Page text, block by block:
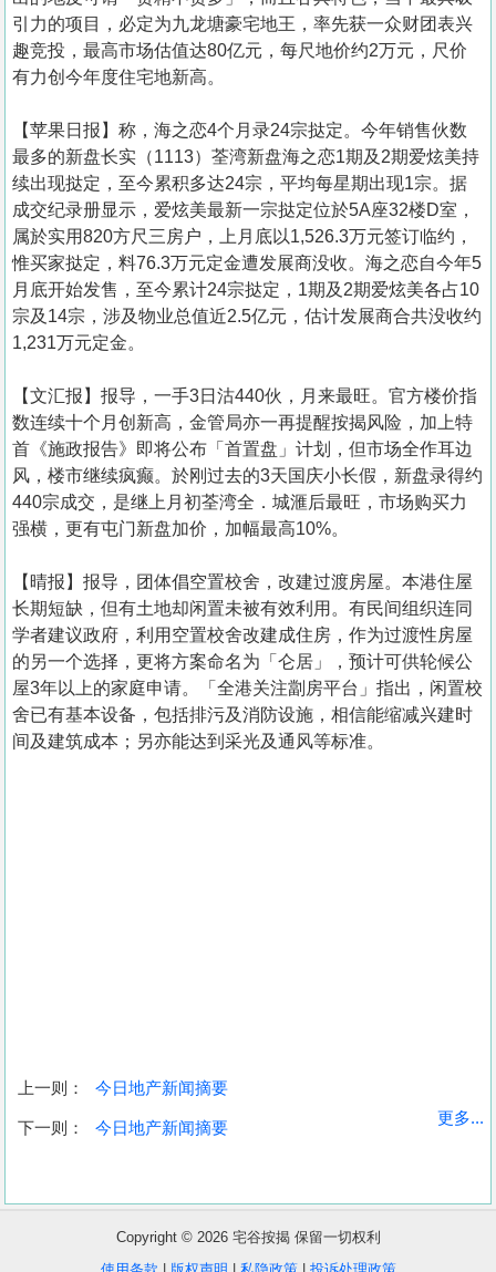
收
盘
引力的项目，必定为九龙塘豪宅地王，率先获一众财团表兴
趣竞投，最高市场估值达80亿元，每尺地价约2万元，尺价
有力创今年度住宅地新高。
【苹果日报】称，海之恋4个月录24宗挞定。今年销售伙数
最多的新盘长实（1113）荃湾新盘海之恋1期及2期爱炫美持
续出现挞定，至今累积多达24宗，平均每星期出现1宗。据
成交纪录册显示，爱炫美最新一宗挞定位於5A座32楼D室，
属於实用820方尺三房户，上月底以1,526.3万元签订临约，
惟买家挞定，料76.3万元定金遭发展商没收。海之恋自今年5
月底开始发售，至今累计24宗挞定，1期及2期爱炫美各占10
宗及14宗，涉及物业总值近2.5亿元，估计发展商合共没收约
1,231万元定金。
【文汇报】报导，一手3日沽440伙，月来最旺。官方楼价指
数连续十个月创新高，金管局亦一再提醒按揭风险，加上特
首《施政报告》即将公布「首置盘」计划，但市场全作耳边
风，楼市继续疯癫。於刚过去的3天国庆小长假，新盘录得约
440宗成交，是继上月初荃湾全．城滙后最旺，市场购买力
强横，更有屯门新盘加价，加幅最高10%。
【晴报】报导，团体倡空置校舍，改建过渡房屋。本港住屋
长期短缺，但有土地却闲置未被有效利用。有民间组织连同
学者建议政府，利用空置校舍改建成住房，作为过渡性房屋
的另一个选择，更将方案命名为「仑居」，预计可供轮候公
屋3年以上的家庭申请。「全港关注劏房平台」指出，闲置校
舍已有基本设备，包括排污及消防设施，相信能缩减兴建时
间及建筑成本；另亦能达到采光及通风等标准。
上一则： 今日地产新闻摘要
下一则： 今日地产新闻摘要
更多...
Copyright © 2026 宅谷按揭 保留一切权利